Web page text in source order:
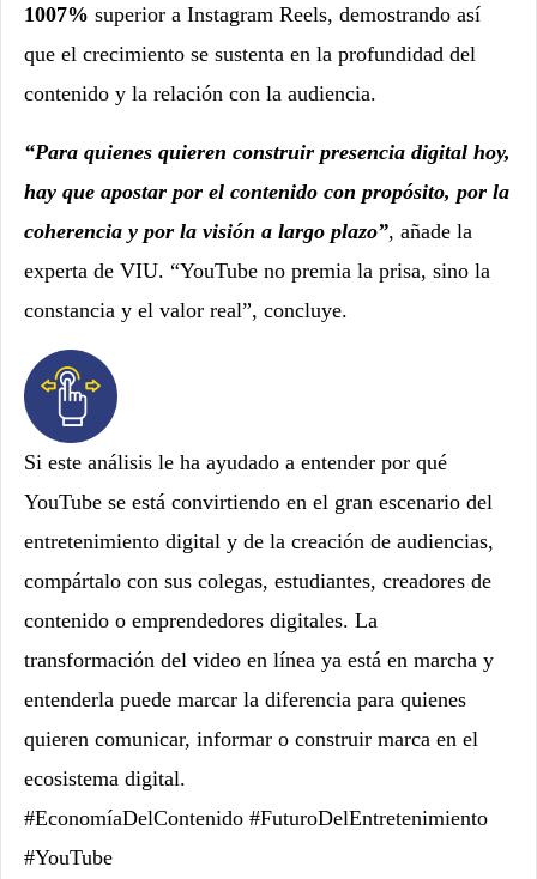
1007% superior a Instagram Reels, demostrando así
que el crecimiento se sustenta en la profundidad del
contenido y la relación con la audiencia.
“Para quienes quieren construir presencia digital hoy,
hay que apostar por el contenido con propósito, por la
coherencia y por la visión a largo plazo”, añade la
experta de VIU. “YouTube no premia la prisa, sino la
constancia y el valor real”, concluye.
Si este análisis le ha ayudado a entender por qué
YouTube se está convirtiendo en el gran escenario del
entretenimiento digital y de la creación de audiencias,
compártalo con sus colegas, estudiantes, creadores de
contenido o emprendedores digitales. La
transformación del video en línea ya está en marcha y
entenderla puede marcar la diferencia para quienes
quieren comunicar, informar o construir marca en el
ecosistema digital.
#EconomíaDelContenido #FuturoDelEntretenimiento
#YouTube